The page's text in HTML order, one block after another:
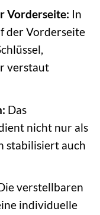
Vorderseite: In
der Vorderseite
verstaut
Das
nicht nur als
stabilisiert auch
verstellbaren
individuelle